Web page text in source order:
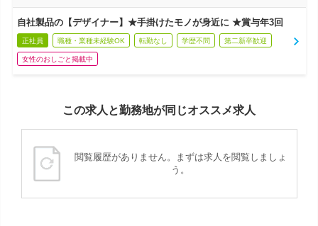
自社製品の【デザイナー】★手掛けたモノが身近に ★賞与年3回
正社員 職種・業種未経験OK 転勤なし 学歴不問 第二新卒歓迎
女性のおしごと掲載中
この求人と勤務地が同じオススメ求人
閲覧履歴がありません。まずは求人を閲覧しましょ
う。